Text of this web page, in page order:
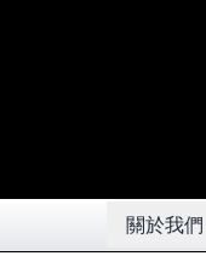
Open
關於我們